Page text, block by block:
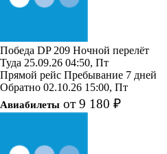
Победа DP 209 Ночной перелёт
Туда 25.09.26 04:50, Пт
Прямой рейс Пребывание 7 дней
Обратно 02.10.26 15:00, Пт
Авиабилеты от 9 180 ₽